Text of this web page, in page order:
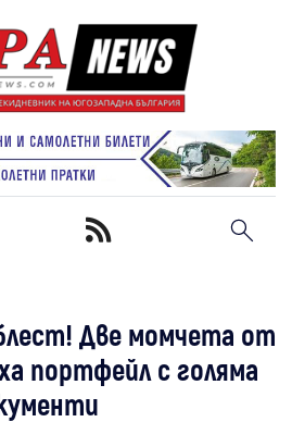
Две момчета от
портфейл с голяма